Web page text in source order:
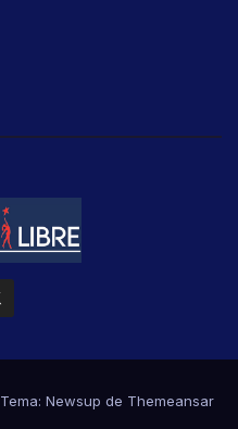
Tema: Newsup de Themeansar